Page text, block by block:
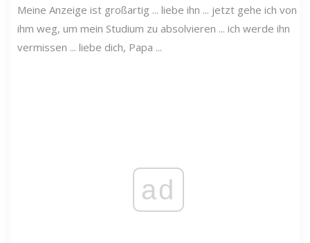
Meine Anzeige ist großartig ... liebe ihn ... jetzt gehe ich von
ihm weg, um mein Studium zu absolvieren ... ich werde ihn
vermissen ... liebe dich, Papa ...
ad